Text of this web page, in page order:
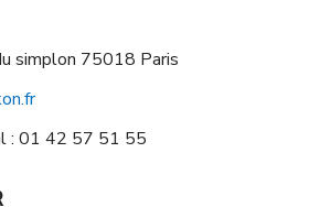
simplon 75018 Paris
: 01 42 57 51 55